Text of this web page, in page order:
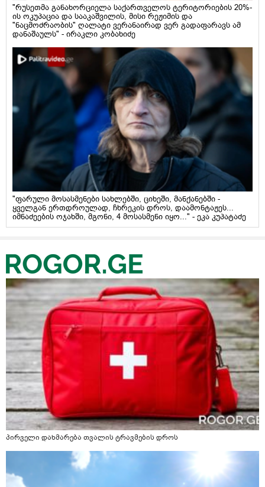
"რუსეთმა განახორციელა საქართველოს ტერიტორიების 20%-
ის ოკუპაცია და სააკაშვილის, მისი რეჟიმის და
"ნაცმოძრაობის" ღალატი ვერანაირად ვერ გადაფარავს ამ
დანაშაულს" - ირაკლი კობახიძე
"ფარული მოსასმენები სახლებში, ციხეში, მანქანებში -
ყველგან ერთდროულად, ჩხრეკის დროს, დაამონტაჟეს...
იმნაძეების ოჯახში, მგონი, 4 მოსასმენი იყო..." - ეკა კუპატაძე
პირველი დახმარება თვალის ტრავმების დროს